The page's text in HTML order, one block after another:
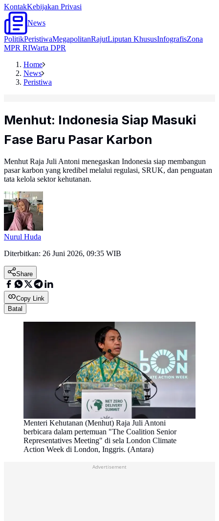
KontakKebijakan Privasi
News
PolitikPeristiwaMegapolitanRajutLiputan KhususInfografisZona
MPR RIWarta DPR
Home
News
Peristiwa
Menhut: Indonesia Siap Masuki
Fase Baru Pasar Karbon
Menhut Raja Juli Antoni menegaskan Indonesia siap membangun
pasar karbon yang kredibel melalui regulasi, SRUK, dan penguatan
tata kelola sektor kehutanan.
Nurul Huda
Diterbitkan: 26 Juni 2026, 09:35 WIB
Share
Copy Link
Batal
Menteri Kehutanan (Menhut) Raja Juli Antoni
berbicara dalam pertemuan "The Coalition Senior
Representatives Meeting" di sela London Climate
Action Week di London, Inggris. (Antara)
Advertisement